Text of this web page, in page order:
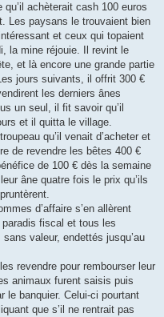
achèterait cash 100 euros
Les paysans le trouvaient bien
et ceux qui topaient
la mine réjouie. Il revint le
et là encore une grande partie
jours suivants, il offrit 300 €
les derniers ânes
un seul, il fit savoir qu’il
et il quitta le village.
qu’il venait d’acheter et
de revendre les bêtes 400 €
de 100 € dès la semaine
âne quatre fois le prix qu’ils
d’affaire s’en allèrent
fiscal et tous les
valeur, endettés jusqu’au
revendre pour rembourser leur
animaux furent saisis puis
le banquier. Celui-ci pourtant
que s’il ne rentrait pas